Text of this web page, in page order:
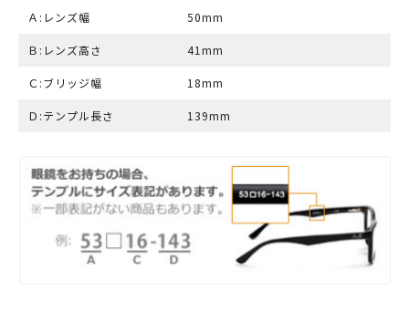
Ａ:レンズ幅 50mm
Ｂ:レンズ高さ 41mm
Ｃ:ブリッジ幅 18mm
Ｄ:テンプル長さ 139mm